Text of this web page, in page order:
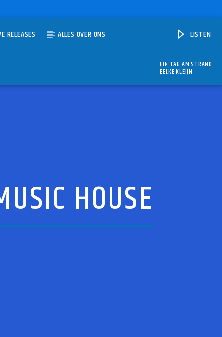
RELEASES ALLES OVER ONS LISTEN
EIN TAG AM STRAND
EELKE KLEIJN
HOUSE